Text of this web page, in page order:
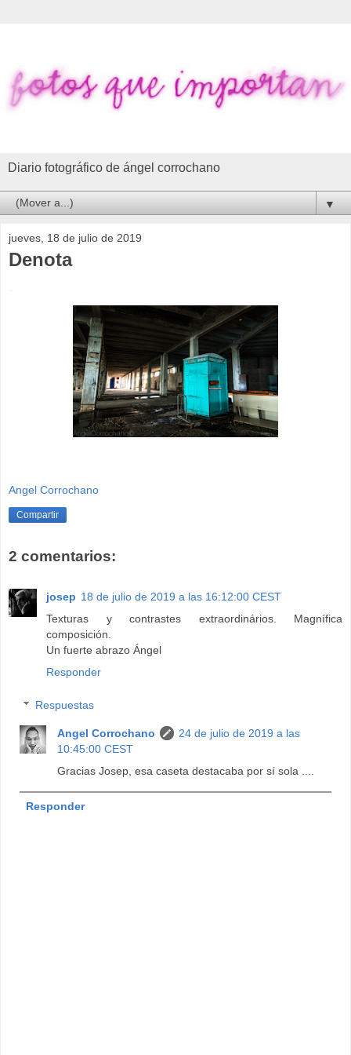
Diario fotográfico de ángel corrochano
▼
jueves, 18 de julio de 2019
Denota
Angel Corrochano
Compartir
2 comentarios:
josep 18 de julio de 2019 a las 16:12:00 CEST
Texturas y contrastes extraordinários. Magnífica
composición.
Un fuerte abrazo Ángel
Responder
Respuestas
Angel Corrochano
24 de julio de 2019 a las
10:45:00 CEST
Gracias Josep, esa caseta destacaba por sí sola ....
Responder